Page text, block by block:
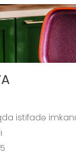
istifadə imkanı